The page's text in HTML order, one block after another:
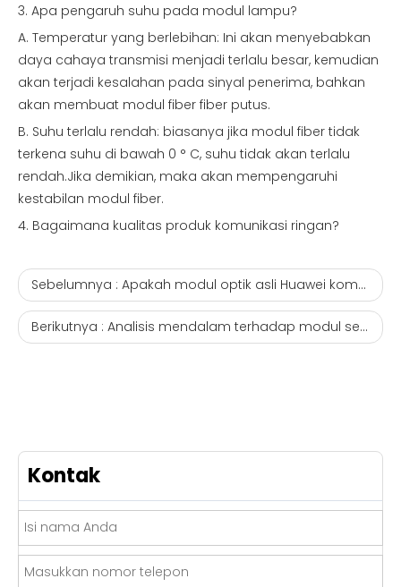
3. Apa pengaruh suhu pada modul lampu?
A. Temperatur yang berlebihan: Ini akan menyebabkan
daya cahaya transmisi menjadi terlalu besar, kemudian
akan terjadi kesalahan pada sinyal penerima, bahkan
akan membuat modul fiber fiber putus.
B. Suhu terlalu rendah: biasanya jika modul fiber tidak
terkena suhu di bawah 0 ° C, suhu tidak akan terlalu
rendah.Jika demikian, maka akan mempengaruhi
kestabilan modul fiber.
4. Bagaimana kualitas produk komunikasi ringan?
Sebelumnya : Apakah modul optik asli Huawei kompatibel dengan sakelar Hua San?
Berikutnya : Analisis mendalam terhadap modul serat optik merek ETU
Kontak